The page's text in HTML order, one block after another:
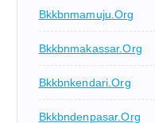
Bkkbnmamuju.org
Bkkbnmakassar.org
Bkkbnkendari.org
Bkkbndenpasar.org